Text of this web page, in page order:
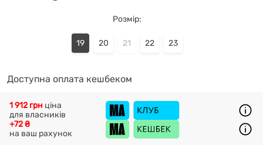
Розмір:
19 20 21 22 23
Доступна оплата кешбеком
+72 ₴
на ваш рахунок
1 912 грн ціна
для власників